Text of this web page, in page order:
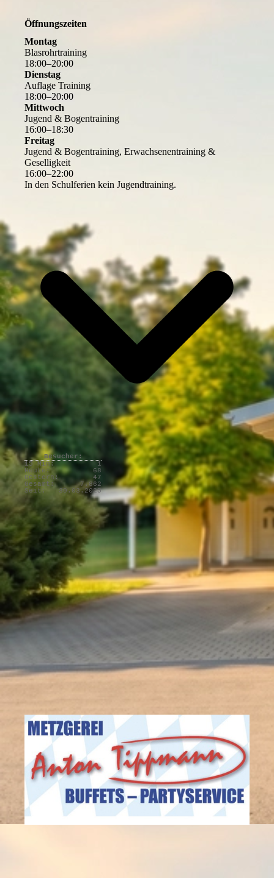
Öffnungszeiten
Montag
Blasrohrtraining
18:00–20:00
Dienstag
Auflage Training
18:00–20:00
Mittwoch
Jugend & Bogentraining
16:00–18:30
Freitag
Jugend & Bogentraining, Erwachsenentraining &
Geselligkeit
16:00–22:00
In den Schulferien kein Jugendtraining.